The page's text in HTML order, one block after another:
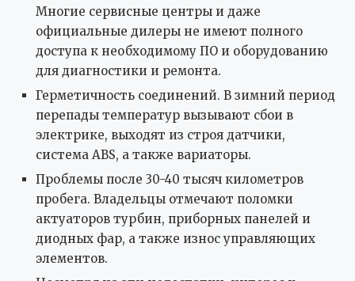
Многие сервисные центры и даже
официальные дилеры не имеют полного
доступа к необходимому ПО и оборудованию
для диагностики и ремонта.
Герметичность соединений. В зимний период
перепады температур вызывают сбои в
электрике, выходят из строя датчики,
система ABS, а также вариаторы.
Проблемы после 30-40 тысяч километров
пробега. Владельцы отмечают поломки
актуаторов турбин, приборных панелей и
диодных фар, а также износ управляющих
элементов.